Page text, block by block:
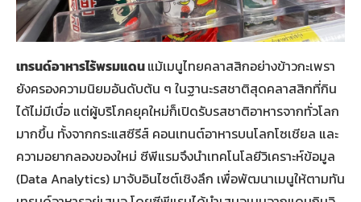
เทรนด์อาหารไร้พรมแดนแม้เมนูไทยคลาสสิกอย่างข้าวกะเพรา
ยังครองความนิยมอันดับต้น ๆ ในฐานะรสชาติสุดคลาสสิกที่กิน
ได้ไม่มีเบื่อ แต่ผู้บริโภคยุคใหม่ก็เปิดรับรสชาติอาหารจากทั่วโลก
มากขึ้น ทั้งจากกระแสซีรีส์ คอนเทนต์อาหารบนโลกโซเชียล และ
ความอยากลองของใหม่ ซีพีแรมจึงนำเทคโนโลยีวิเคราะห์ข้อมูล
(Data Analytics) มาจับอินไซต์เชิงลึก เพื่อพัฒนาเมนูให้ตามทัน